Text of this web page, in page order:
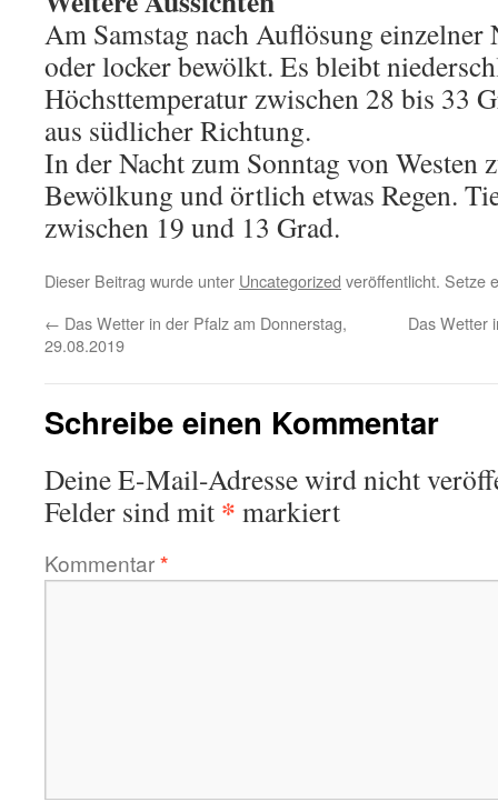
Am Samstag nach Auflösung einzelner
oder locker bewölkt. Es bleibt
Höchsttemperatur zwischen 28 bis 33
aus südlicher Richtung.
In der Nacht zum Sonntag von Westen
Bewölkung und örtlich etwas Regen.
zwischen 19 und 13 Grad.
Dieser Beitrag wurde unter Uncategorized veröffentlicht. Setze
← Das Wetter in der Pfalz am Donnerstag,
29.08.2019
Das Wetter
Schreibe einen Kommentar
Deine E-Mail-Adresse wird nicht
Felder sind mit * markiert
Kommentar*